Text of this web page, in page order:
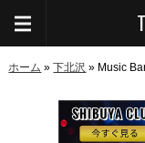
ホーム »下北沢 » Music